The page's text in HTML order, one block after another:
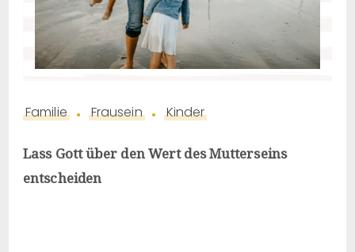
Familie Frausein Kinder
Lass Gott über den Wert des Mutterseins
entscheiden